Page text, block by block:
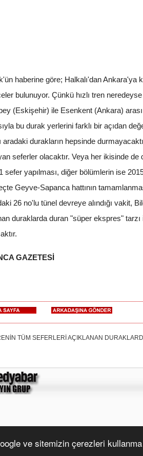
ve sitemizin çerezleri kullanma
haberine göre; Halkalı'dan Ankara'ya
bulunuyor. Çünkü hızlı tren
(Eskişehir) ile Esenkent (Ankara)
bu durak yerlerini farklı bir açıdan
aradaki durakların hepsinde
seferler olacaktır. Veya her ikisinde de
sefer yapılması, diğer bölümlerin ise
Geyve-Sapanca hattının
26 no'lu tünel devreye alındığı vakit,
duraklarda duran "süper ekspres"
GAZETESİ
TÜM SEFERLERİ AÇIKLANAN